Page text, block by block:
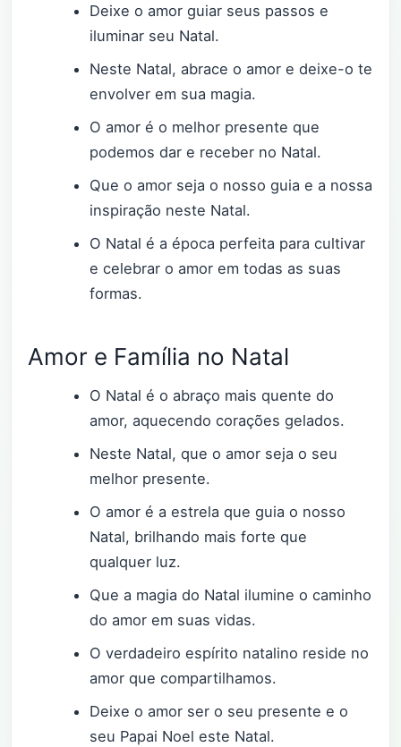
Deixe o amor guiar seus passos e
iluminar seu Natal.
Neste Natal, abrace o amor e deixe-o te
envolver em sua magia.
O amor é o melhor presente que
podemos dar e receber no Natal.
Que o amor seja o nosso guia e a nossa
inspiração neste Natal.
O Natal é a época perfeita para cultivar
e celebrar o amor em todas as suas
formas.
Amor e Família no Natal
O Natal é o abraço mais quente do
amor, aquecendo corações gelados.
Neste Natal, que o amor seja o seu
melhor presente.
O amor é a estrela que guia o nosso
Natal, brilhando mais forte que
qualquer luz.
Que a magia do Natal ilumine o caminho
do amor em suas vidas.
O verdadeiro espírito natalino reside no
amor que compartilhamos.
Deixe o amor ser o seu presente e o
seu Papai Noel este Natal.